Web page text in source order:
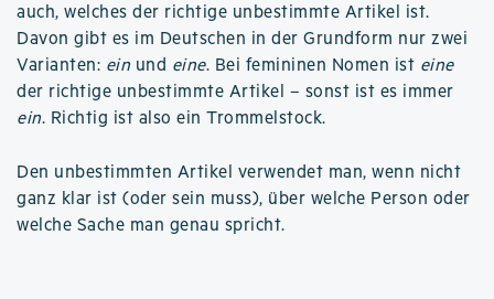
auch, welches der richtige unbestimmte Artikel ist.
Davon gibt es im Deutschen in der Grundform nur zwei
Varianten: ein und eine. Bei femininen Nomen ist eine
der richtige unbestimmte Artikel – sonst ist es immer
ein. Richtig ist also ein Trommelstock.
Den unbestimmten Artikel verwendet man, wenn nicht
ganz klar ist (oder sein muss), über welche Person oder
welche Sache man genau spricht.